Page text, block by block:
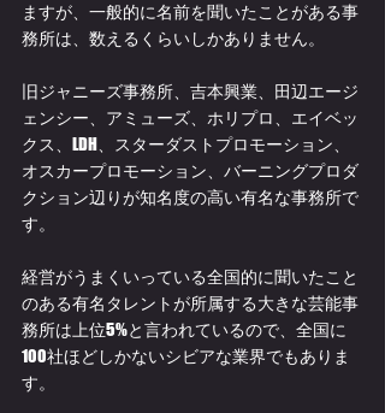
ますが、一般的に名前を聞いたことがある事
務所は、数えるくらいしかありません。
旧ジャニーズ事務所、吉本興業、田辺エージ
ェンシー、アミューズ、ホリプロ、エイベッ
クス、LDH、スターダストプロモーション、
オスカープロモーション、バーニングプロダ
クション辺りが知名度の高い有名な事務所で
す。
経営がうまくいっている全国的に聞いたこと
のある有名タレントが所属する大きな芸能事
務所は上位5%と言われているので、全国に
100社ほどしかないシビアな業界でもありま
す。